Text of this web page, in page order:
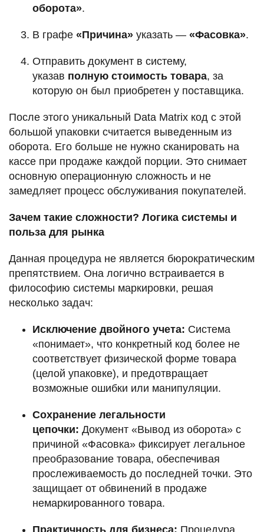
оборота».
В графе «Причина» указать — «Фасовка».
Отправить документ в систему,
указав полную стоимость товара, за
которую он был приобретен у поставщика.
После этого уникальный Data Matrix код с этой
большой упаковки считается выведенным из
оборота. Его больше не нужно сканировать на
кассе при продаже каждой порции. Это снимает
основную операционную сложность и не
замедляет процесс обслуживания покупателей.
Зачем такие сложности? Логика системы и
польза для рынка
Данная процедура не является бюрократическим
препятствием. Она логично встраивается в
философию системы маркировки, решая
несколько задач:
Исключение двойного учета: Система
«понимает», что конкретный код более не
соответствует физической форме товара
(целой упаковке), и предотвращает
возможные ошибки или манипуляции.
Сохранение легальности
цепочки: Документ «Вывод из оборота» с
причиной «Фасовка» фиксирует легальное
преобразование товара, обеспечивая
прослеживаемость до последней точки. Это
защищает от обвинений в продаже
немаркированного товара.
Практичность для бизнеса: Процедура